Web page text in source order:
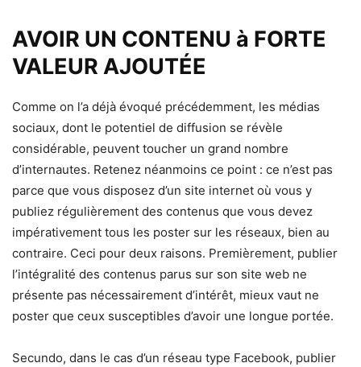
AVOIR UN CONTENU à FORTE
VALEUR AJOUTÉE
Comme on l’a déjà évoqué précédemment, les médias
sociaux, dont le potentiel de diffusion se révèle
considérable, peuvent toucher un grand nombre
d’internautes. Retenez néanmoins ce point : ce n’est pas
parce que vous disposez d’un site internet où vous y
publiez régulièrement des contenus que vous devez
impérativement tous les poster sur les réseaux, bien au
contraire. Ceci pour deux raisons. Premièrement, publier
l’intégralité des contenus parus sur son site web ne
présente pas nécessairement d’intérêt, mieux vaut ne
poster que ceux susceptibles d’avoir une longue portée.
Secundo, dans le cas d’un réseau type Facebook, publier